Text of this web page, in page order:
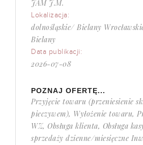
JAM J.M.
Lokalizacja:
dolnośląskie/ Bielany
Bielany
Data publikacji:
2026-07-08
POZNAJ OFERTĘ...
Przyjęcie towaru (przeniesienie
pieczywem), Wyłożenie towaru,
WZ, Obsługa klienta, Obsługa
sprzedaży dzienne/miesięczne